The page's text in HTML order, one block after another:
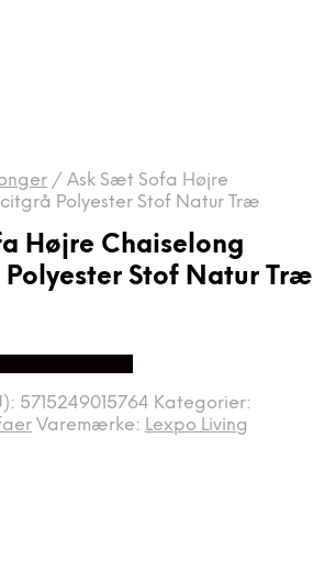
/ Ask Sæt Sofa Højre
Polyester Stof Natur Træ
Højre Chaiselong
Stof Natur Træ
5715249015764 Kategorier:
Varemærke: Lexpo Living